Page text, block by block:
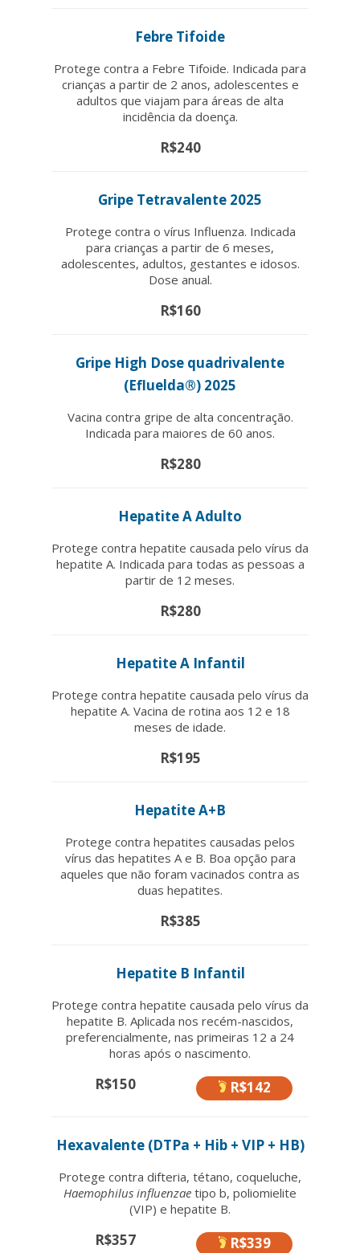
Febre Tifoide
Protege contra a Febre Tifoide. Indicada para
crianças a partir de 2 anos, adolescentes e
adultos que viajam para áreas de alta
incidência da doença.
R$240
Gripe Tetravalente 2025
Protege contra o vírus Influenza. Indicada
para crianças a partir de 6 meses,
adolescentes, adultos, gestantes e idosos.
Dose anual.
R$160
Gripe High Dose quadrivalente
(Efluelda®) 2025
Vacina contra gripe de alta concentração.
Indicada para maiores de 60 anos.
R$280
Hepatite A Adulto
Protege contra hepatite causada pelo vírus da
hepatite A. Indicada para todas as pessoas a
partir de 12 meses.
R$280
Hepatite A Infantil
Protege contra hepatite causada pelo vírus da
hepatite A. Vacina de rotina aos 12 e 18
meses de idade.
R$195
Hepatite A+B
Protege contra hepatites causadas pelos
vírus das hepatites A e B. Boa opção para
aqueles que não foram vacinados contra as
duas hepatites.
R$385
Hepatite B Infantil
Protege contra hepatite causada pelo vírus da
hepatite B. Aplicada nos recém-nascidos,
preferencialmente, nas primeiras 12 a 24
horas após o nascimento.
R$150 R$142
Hexavalente (DTPa + Hib + VIP + HB)
Protege contra difteria, tétano, coqueluche,
Haemophilus influenzae tipo b, poliomielite
(VIP) e hepatite B.
R$357 R$339